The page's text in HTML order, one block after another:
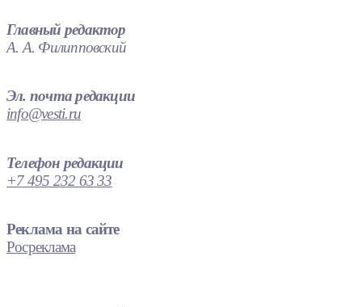
Главный редактор
А. А. Филипповский
Эл. почта редакции
info@vesti.ru
Телефон редакции
+7 495 232 63 33
Реклама на сайте
Росреклама